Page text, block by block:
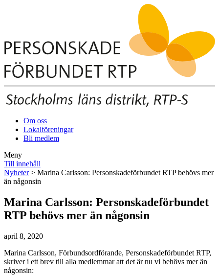
Om oss
Lokalföreningar
Bli medlem
Meny
Till innehåll
Nyheter> Marina Carlsson: Personskadeförbundet RTP behövs mer
än någonsin
Marina Carlsson: Personskadeförbundet
RTP behövs mer än någonsin
april 8, 2020
Marina Carlsson, Förbundsordförande, Personskadeförbundet RTP,
skriver i ett brev till alla medlemmar att det är nu vi behövs mer än
någonsin: